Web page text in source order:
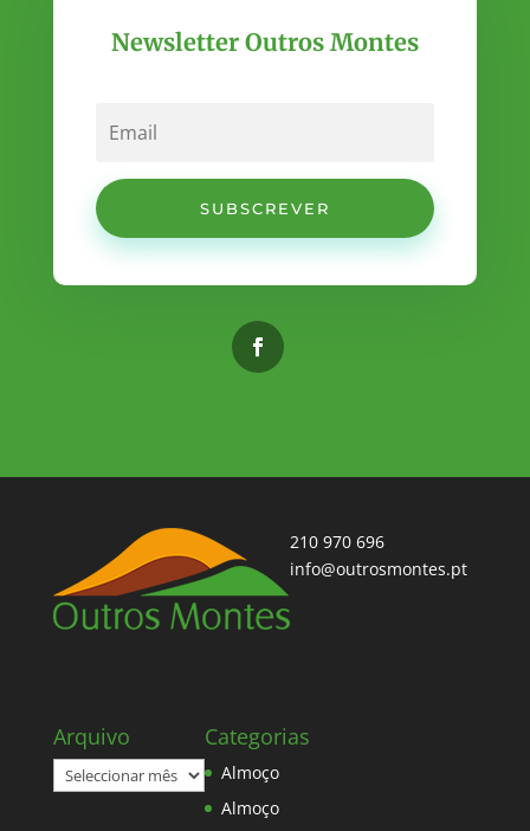
Newsletter Outros Montes
SUBSCREVER
210 970 696
info@outrosmontes.pt
Arquivo
Arquivo
Categorias
Almoço
Almoço